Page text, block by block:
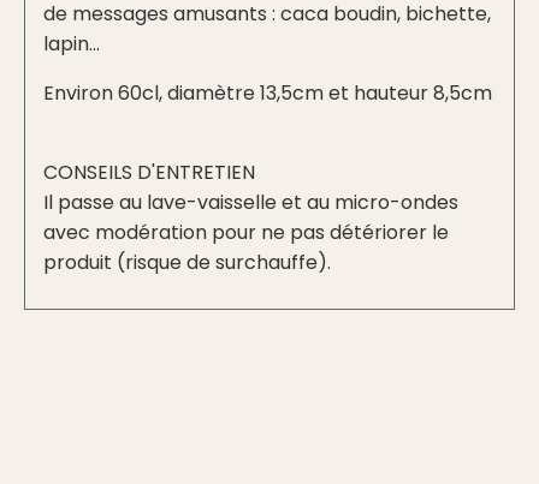
de messages amusants : caca boudin, bichette,
lapin...
Environ 60cl, diamètre 13,5cm et hauteur 8,5cm
CONSEILS D'ENTRETIEN
Il passe au lave-vaisselle et au micro-ondes
avec modération pour ne pas détériorer le
produit (risque de surchauffe).